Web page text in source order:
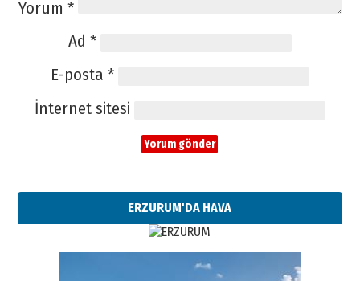
Yorum *
Ad *
E-posta *
İnternet sitesi
ERZURUM'DA HAVA